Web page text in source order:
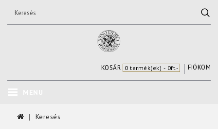
FIÓKOM
KOSÁR 0 termék(ek) - 0ft.-
Keresés